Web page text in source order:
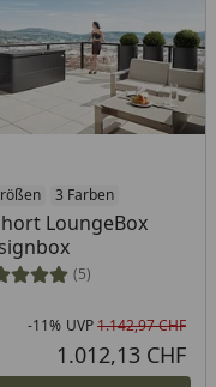
Preis
3 Farben
LoungeBox
(5)
-11% UVP1.142,97 CHF
1.012,13 CHF